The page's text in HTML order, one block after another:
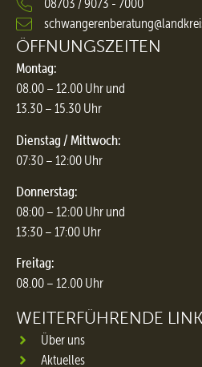
08703 / 9073 - 7000
ÖFFNUNGSZEITEN
Montag:
08.00 – 12.00 Uhr und
13.30 – 15.30 Uhr
Dienstag / Mittwoch:
07:30 – 12:00 Uhr
Donnerstag:
08:00 – 12:00 Uhr und
13:30 – 17:00 Uhr
Freitag:
08.00 – 12.00 Uhr
WEITERFÜHRENDE
Über uns
Aktuelles